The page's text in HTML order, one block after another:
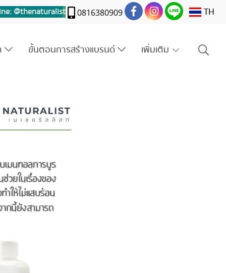
@thenaturalist 0816380909 TH
ขั้นตอนการสร้างแบรนด์ เพิ่มเติม